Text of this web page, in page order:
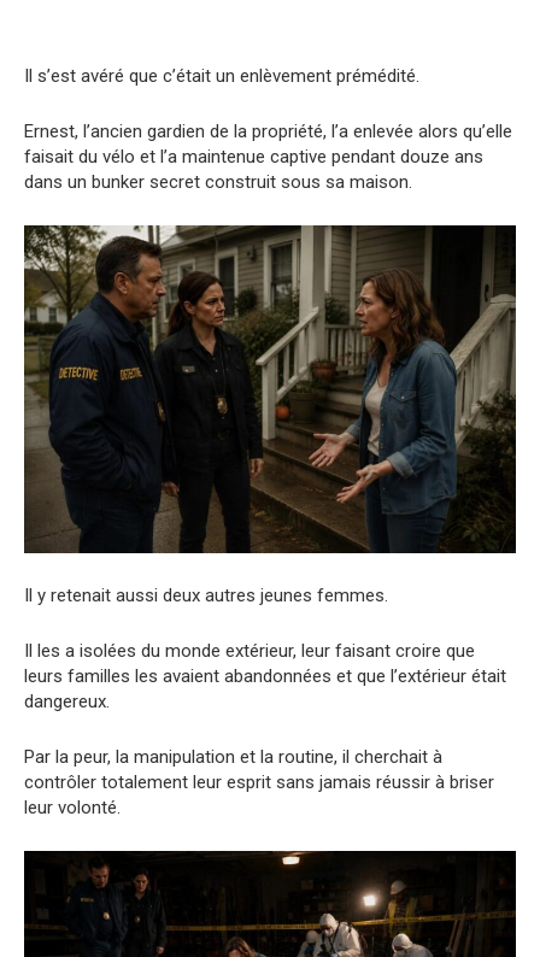
Il s’est avéré que c’était un enlèvement prémédité.
Ernest, l’ancien gardien de la propriété, l’a enlevée alors qu’elle
faisait du vélo et l’a maintenue captive pendant douze ans
dans un bunker secret construit sous sa maison.
Il y retenait aussi deux autres jeunes femmes.
Il les a isolées du monde extérieur, leur faisant croire que
leurs familles les avaient abandonnées et que l’extérieur était
dangereux.
Par la peur, la manipulation et la routine, il cherchait à
contrôler totalement leur esprit sans jamais réussir à briser
leur volonté.